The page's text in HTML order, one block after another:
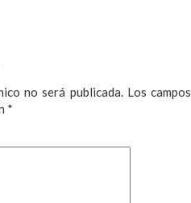
no será publicada. Los campos
*